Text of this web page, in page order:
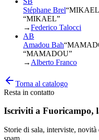
Stéphane Brel“MIKAEL
“MIKAEL”
→Federico Talocci
AB
Amadou Bah“
“MAMADOU”
→ Alberto Franco
Torna al catalogo
Resta in contatto
Iscriviti a Fuoricampo,
Storie di sala, interviste,
spam.